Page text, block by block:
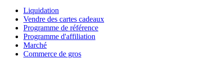
Liquidation
Vendre des cartes cadeaux
Programme de référence
Programme d'affiliation
Marché
Commerce de gros